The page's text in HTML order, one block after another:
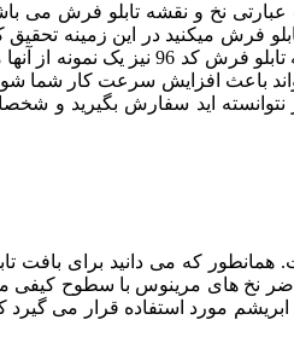
به عبارتی نخ و نقشه تابلو فرش
فرش میکنید در این زمینه تحقیق
برسانید. البته ما سعی کرده ایم زیباترین و
باعث افزایش سرعت کار شما
اید سفارش بگیرید و
همانطور که می دانید برای
مورد استفاده قرار می گیرد